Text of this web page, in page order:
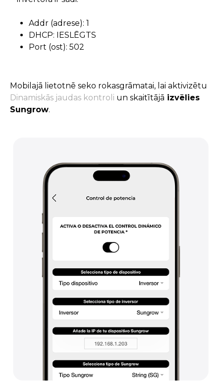
Addr (adrese): 1
DHCP: IESLĒGTS
Port (ost): 502
Mobilajā lietotnē seko rokasgrāmatai, lai aktivizētu
Dinamiskās jaudas kontroli un skaitītājā izvēlies
Sungrow.